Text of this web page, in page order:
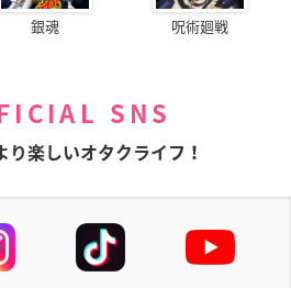
銀魂 呪術廻戦
SNS
り楽しいオタクライフ！